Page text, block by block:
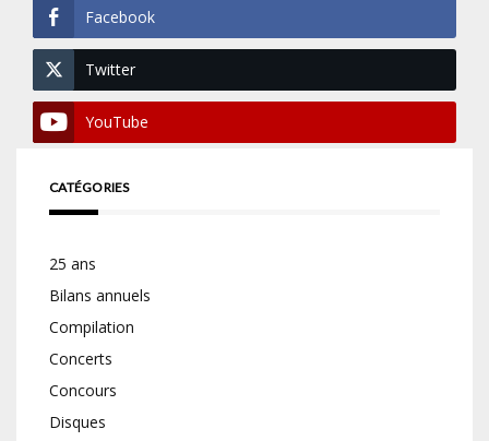
Facebook
Twitter
YouTube
CATÉGORIES
25 ans
Bilans annuels
Compilation
Concerts
Concours
Disques